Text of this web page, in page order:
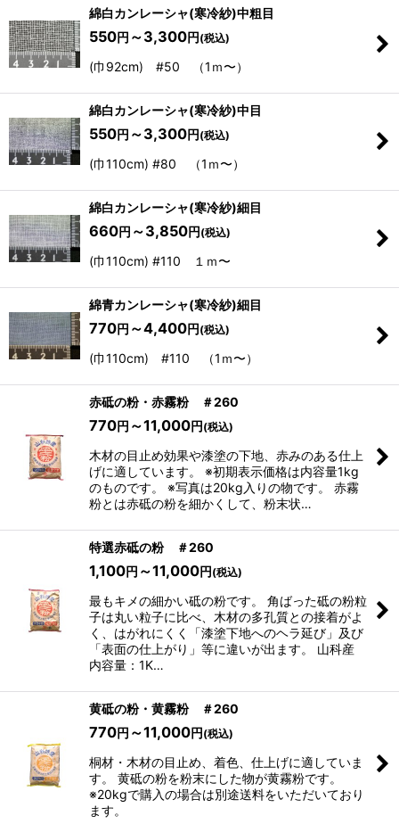
綿白カンレーシャ(寒冷紗)中粗目
550円 ～3,300円 (税込)
(巾92cm) #50 （1ｍ〜）
綿白カンレーシャ(寒冷紗)中目
550円 ～3,300円 (税込)
(巾110cm) #80 （1ｍ〜）
綿白カンレーシャ(寒冷紗)細目
660円 ～3,850円 (税込)
(巾110cm) #110 １ｍ〜
綿青カンレーシャ(寒冷紗)細目
770円 ～4,400円 (税込)
(巾110cm) #110 （1ｍ〜）
赤砥の粉・赤霧粉 ＃260
770円 ～11,000円 (税込)
木材の目止め効果や漆塗の下地、赤みのある仕上
げに適しています。 ※初期表示価格は内容量1kg
のものです。 ※写真は20kg入りの物です。 赤霧
粉とは赤砥の粉を細かくして、粉末状…
特選赤砥の粉 ＃260
1,100円 ～11,000円 (税込)
最もキメの細かい砥の粉です。 角ばった砥の粉粒
子は丸い粒子に比べ、木材の多孔質との接着がよ
く、はがれにくく「漆塗下地へのヘラ延び」及び
「表面の仕上がり」等に違いが出ます。 山科産
内容量：1K…
黄砥の粉・黄霧粉 ＃260
770円 ～11,000円 (税込)
桐材・木材の目止め、着色、仕上げに適していま
す。 黄砥の粉を粉末にした物が黄霧粉です。
※20kgで購入の場合は別途送料をいただいており
ます。